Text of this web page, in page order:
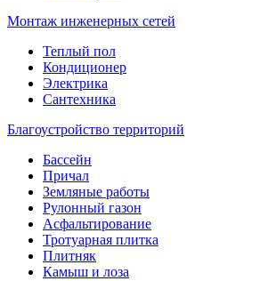
Монтаж инженерных сетей
Теплый пол
Кондиционер
Электрика
Сантехника
Благоустройство территорий
Бассейн
Причал
Земляные работы
Рулонный газон
Асфальтирование
Тротуарная плитка
Плитняк
Камыш и лоза